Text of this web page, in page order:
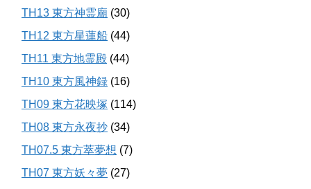
TH13 東方神霊廟 (30)
TH12 東方星蓮船 (44)
TH11 東方地霊殿 (44)
TH10 東方風神録 (16)
TH09 東方花映塚 (114)
TH08 東方永夜抄 (34)
TH07.5 東方萃夢想 (7)
TH07 東方妖々夢 (27)